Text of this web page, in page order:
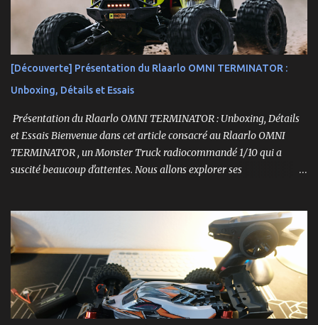
[Découverte] Présentation du Rlaarlo OMNI TERMINATOR :
Unboxing, Détails et Essais
Présentation du Rlaarlo OMNI TERMINATOR : Unboxing, Détails
et Essais Bienvenue dans cet article consacré au Rlaarlo OMNI
TERMINATOR , un Monster Truck radiocommandé 1/10 qui a
suscité beaucoup d'attentes. Nous allons explorer ses
distingue par son prix attractif et ses fonctionnalités intéressantes,
et nous allons examiner tout cela en profondeur. ----------------
------------------------- Lien affilié Aliexpress 👉​
https://s.click.aliexpress.com/e/_c3IM84VZ -- -------------------
----------------------